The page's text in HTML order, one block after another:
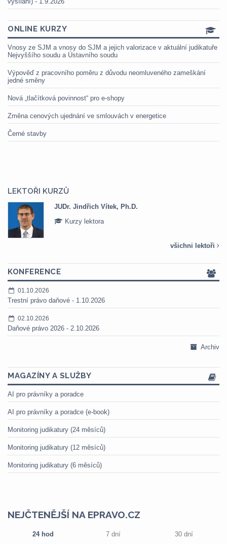
ONLINE KURZY
Vnosy ze SJM a vnosy do SJM a jejich valorizace v aktuální judikatuře
Nejvyššího soudu a Ústavního soudu
Výpověď z pracovního poměru z důvodu neomluveného zameškání
jedné směny
Nová „tlačítková povinnost“ pro e-shopy
Změna cenových ujednání ve smlouvách v energetice
Černé stavby
LEKTOŘI KURZŮ
JUDr. Jindřich Vítek, Ph.D.
Kurzy lektora
všichni lektoři
KONFERENCE
01.10.2026
Trestní právo daňové - 1.10.2026
02.10.2026
Daňové právo 2026 - 2.10.2026
Archiv
MAGAZÍNY A SLUŽBY
AI pro právníky a poradce
AI pro právníky a poradce (e-book)
Monitoring judikatury (24 měsíců)
Monitoring judikatury (12 měsíců)
Monitoring judikatury (6 měsíců)
NEJČTENĚJŠÍ NA EPRAVO.CZ
24 hod 7 dní 30 dní